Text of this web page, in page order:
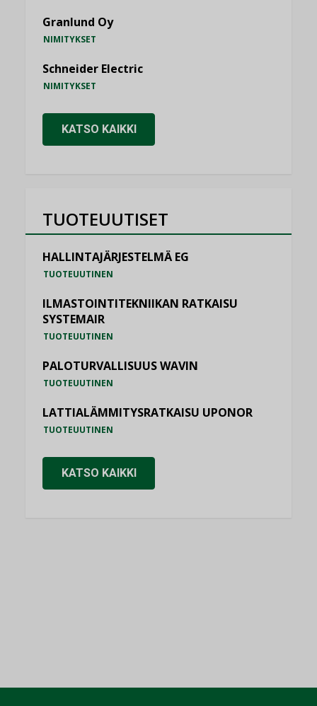
Granlund Oy
NIMITYKSET
Schneider Electric
NIMITYKSET
KATSO KAIKKI
TUOTEUUTISET
HALLINTAJÄRJESTELMÄ EG
TUOTEUUTINEN
ILMASTOINTITEKNIIKAN RATKAISU
SYSTEMAIR
TUOTEUUTINEN
PALOTURVALLISUUS WAVIN
TUOTEUUTINEN
LATTIALÄMMITYSRATKAISU UPONOR
TUOTEUUTINEN
KATSO KAIKKI